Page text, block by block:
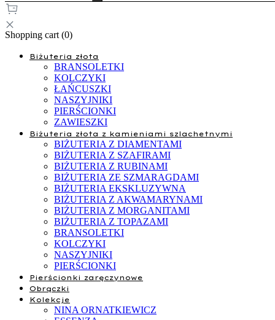
Shopping cart (0)
Biżuteria złota
BRANSOLETKI
KOLCZYKI
ŁAŃCUSZKI
NASZYJNIKI
PIERŚCIONKI
ZAWIESZKI
Biżuteria złota z kamieniami szlachetnymi
BIŻUTERIA Z DIAMENTAMI
BIŻUTERIA Z SZAFIRAMI
BIŻUTERIA Z RUBINAMI
BIŻUTERIA ZE SZMARAGDAMI
BIŻUTERIA EKSKLUZYWNA
BIŻUTERIA Z AKWAMARYNAMI
BIŻUTERIA Z MORGANITAMI
BIŻUTERIA Z TOPAZAMI
BRANSOLETKI
KOLCZYKI
NASZYJNIKI
PIERŚCIONKI
Pierścionki zaręczynowe
Obrączki
Kolekcje
NINA ORNATKIEWICZ